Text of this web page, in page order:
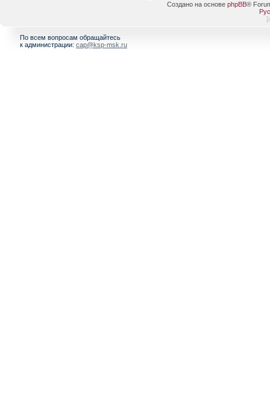
Создано на основе phpBB®
[
По всем вопросам обращайтесь
к администрации: cap@ksp-msk.ru